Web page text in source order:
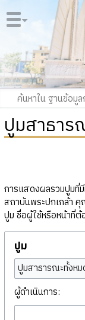
ปูมสาธา
การแสดงผลรวมปูมที่
สถาบันพระปกเกล้า คุ
ปูม ชื่อผู้ใช้หรือหน้าที่
ปูม
ปูมสาธารณะทั้งหม
ผู้ดำเนินการ: